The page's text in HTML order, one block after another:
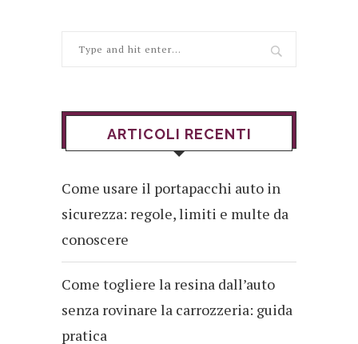
ARTICOLI RECENTI
Come usare il portapacchi auto in
sicurezza: regole, limiti e multe da
conoscere
Come togliere la resina dall’auto
senza rovinare la carrozzeria: guida
pratica